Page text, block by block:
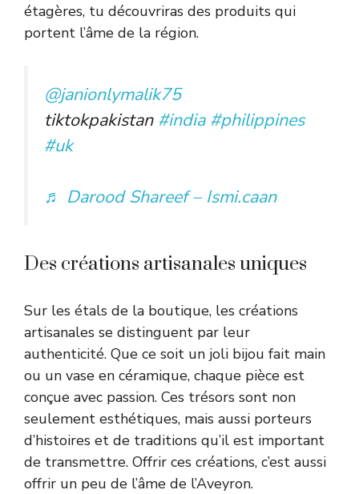
étagères, tu découvriras des produits qui
portent l’âme de la région.
@janionlymalik75
tiktokpakistan #india #philippines
#uk
♬ Darood Shareef – Ismi.caan
Des créations artisanales uniques
Sur les étals de la boutique, les créations
artisanales se distinguent par leur
authenticité. Que ce soit un joli bijou fait main
ou un vase en céramique, chaque pièce est
conçue avec passion. Ces trésors sont non
seulement esthétiques, mais aussi porteurs
d’histoires et de traditions qu’il est important
de transmettre. Offrir ces créations, c’est aussi
offrir un peu de l’âme de l’Aveyron.